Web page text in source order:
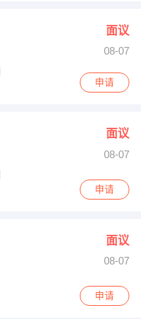
面议
08-07
申请
面议
08-07
申请
面议
08-07
申请